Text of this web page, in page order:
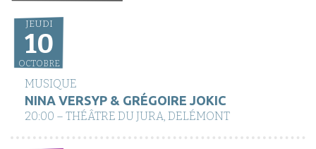
JEUDI
10
OCTOBRE
MUSIQUE
NINA VERSYP & GRÉGOIRE JOKIC
20:00 – THÉÂTRE DU JURA, DELÉMONT